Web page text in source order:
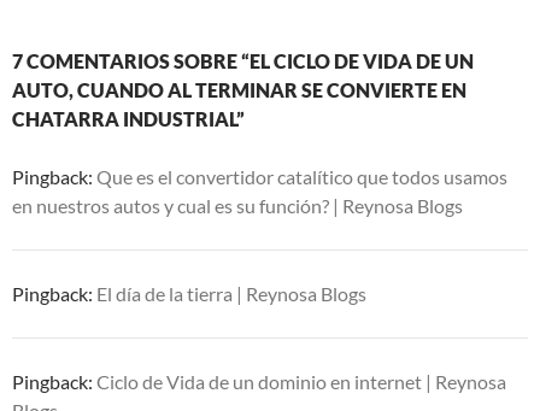
7 COMENTARIOS SOBRE “EL CICLO DE VIDA DE UN
AUTO, CUANDO AL TERMINAR SE CONVIERTE EN
CHATARRA INDUSTRIAL”
Pingback: Que es el convertidor catalítico que todos usamos
en nuestros autos y cual es su función? | Reynosa Blogs
Pingback: El día de la tierra | Reynosa Blogs
Pingback: Ciclo de Vida de un dominio en internet | Reynosa